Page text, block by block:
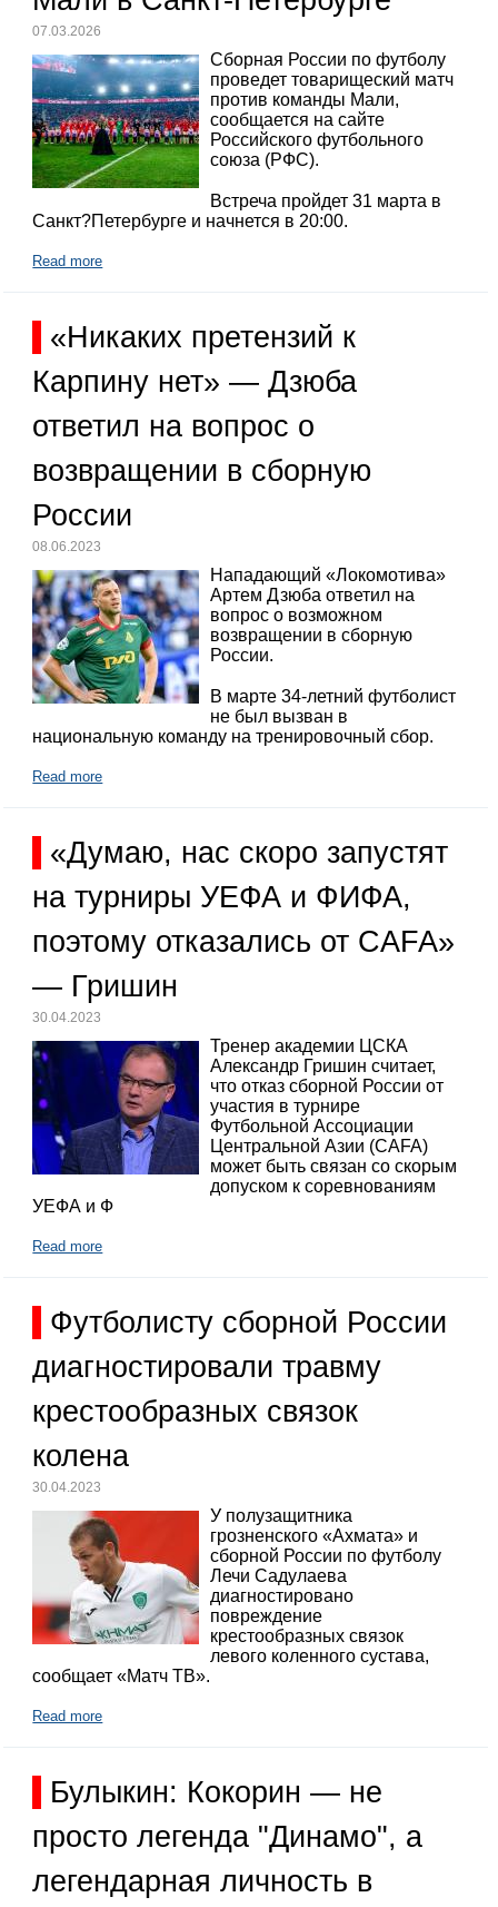
07.03.2026
Сборная России по футболу
проведет товарищеский матч
против команды Мали,
сообщается на сайте
Российского футбольного
союза (РФС).
Встреча пройдет 31 марта в
Санкт?Петербурге и начнется в 20:00.
Read more
«Никаких претензий к
Карпину нет» — Дзюба
ответил на вопрос о
возвращении в сборную
России
08.06.2023
Нападающий «Локомотива»
Артем Дзюба ответил на
вопрос о возможном
возвращении в сборную
России.
В марте 34-летний футболист
не был вызван в
национальную команду на тренировочный сбор.
Read more
«Думаю, нас скоро запустят
на турниры УЕФА и ФИФА,
поэтому отказались от CAFA»
— Гришин
30.04.2023
Тренер академии ЦСКА
Александр Гришин считает,
что отказ сборной России от
участия в турнире
Футбольной Ассоциации
Центральной Азии (CAFA)
может быть связан со скорым
допуском к соревнованиям
УЕФА и Ф
Read more
Футболисту сборной России
диагностировали травму
крестообразных связок
колена
30.04.2023
У полузащитника
грозненского «Ахмата» и
сборной России по футболу
Лечи Садулаева
диагностировано
повреждение
крестообразных связок
левого коленного сустава,
сообщает «Матч ТВ».
Read more
Булыкин: Кокорин — не
просто легенда "Динамо", а
легендарная личность в